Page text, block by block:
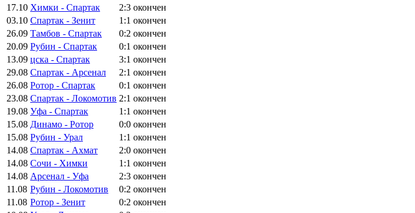
17.10 Химки - Спартак 2:3 окончен
03.10 Спартак - Зенит 1:1 окончен
26.09 Тамбов - Спартак 0:2 окончен
20.09 Рубин - Спартак 0:1 окончен
13.09 цска - Спартак 3:1 окончен
29.08 Спартак - Арсенал 2:1 окончен
26.08 Ротор - Спартак 0:1 окончен
23.08 Спартак - Локомотив 2:1 окончен
19.08 Уфа - Спартак 1:1 окончен
15.08 Динамо - Ротор 0:0 окончен
15.08 Рубин - Урал 1:1 окончен
14.08 Спартак - Ахмат 2:0 окончен
14.08 Сочи - Химки 1:1 окончен
14.08 Арсенал - Уфа 2:3 окончен
11.08 Рубин - Локомотив 0:2 окончен
11.08 Ротор - Зенит 0:2 окончен